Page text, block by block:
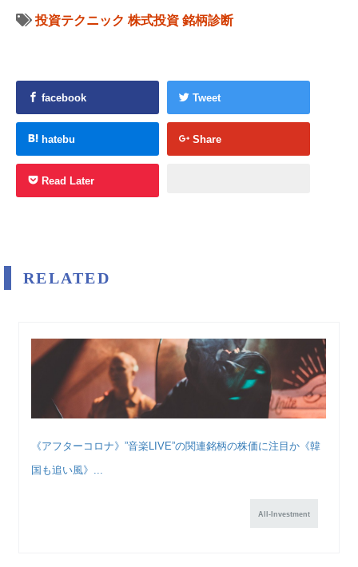
投資テクニック 株式投資 銘柄診断
facebook Tweet
hatebu Share
Read Later
RELATED
《アフターコロナ》”音楽LIVE”の関連銘柄の株価に注目か《韓
国も追い風》...
All-Investment